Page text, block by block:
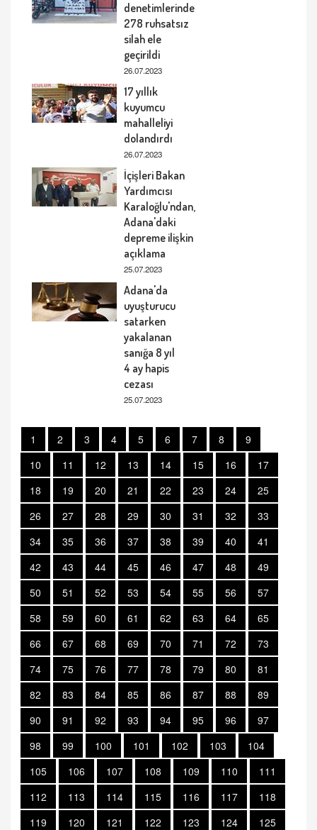
denetimlerinde
278 ruhsatsız
silah ele
geçirildi
26.07.2023
17 yıllık
kuyumcu
mahalleliyi
dolandırdı
26.07.2023
İçişleri Bakan
Yardımcısı
Karaloğlu'ndan,
Adana'daki
depreme ilişkin
açıklama
25.07.2023
Adana'da
uyuşturucu
satarken
yakalanan
sanığa 8 yıl
4 ay hapis
cezası
25.07.2023
1 2 3 4 5 6 7 8
9
10
11 12 13 14 15 16
17
18
19 20 21 22 23 24
25
26
27 28 29 30 31 32
33
34
35 36 37 38 39 40
41
42
43 44 45 46 47 48
49
50
51 52 53 54 55 56
57
58
59 60 61 62 63 64
65
66
67 68 69 70 71 72
73
74
75 76 77 78 79 80
81
82
83 84 85 86 87 88
89
90
91 92 93 94 95 96
97
98
99 100 101 102 103
104
105
106 107 108 109 110
111
112
113 114 115 116 117
118
119
120 121 122 123 124
125